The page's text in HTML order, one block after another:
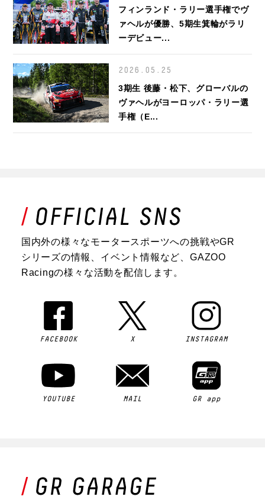
フィンランド・ラリー選手権でヴ
ァヘルが優勝、5期生箕輪がラリ
ーデビュー...
2026.05.25
3期生 後藤・松下、グローバルの
ヴァヘルがヨーロッパ・ラリー選
手権（E...
国内外の様々なモータースポーツへの挑戦やGR
シリーズの情報、イベント情報など、GAZOO
Racingの様々な活動を配信します。
FACEBOOK X INSTAGRAM
YOUTUBE MAIL GR app